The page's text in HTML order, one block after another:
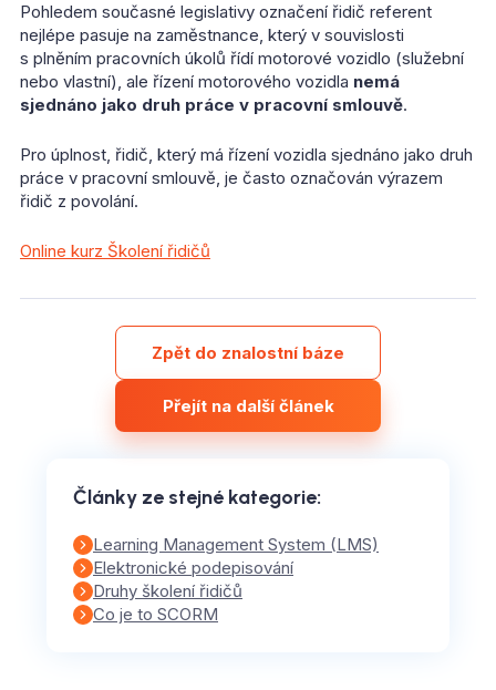
Pohledem současné legislativy označení řidič referent
nejlépe pasuje na zaměstnance, který v souvislosti
s plněním pracovních úkolů řídí motorové vozidlo (služební
nebo vlastní), ale řízení motorového vozidla nemá
sjednáno jako druh práce v pracovní smlouvě.
Pro úplnost, řidič, který má řízení vozidla sjednáno jako druh
práce v pracovní smlouvě, je často označován výrazem
řidič z povolání.
Online kurz Školení řidičů
Zpět do znalostní báze
Přejít na další článek
Články ze stejné kategorie:
Learning Management System (LMS)
Elektronické podepisování
Druhy školení řidičů
Co je to SCORM